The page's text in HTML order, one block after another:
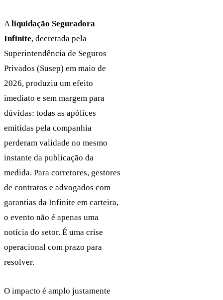
A liquidação Seguradora
Infinite, decretada pela
Superintendência de Seguros
Privados (Susep) em maio de
2026, produziu um efeito
imediato e sem margem para
dúvidas: todas as apólices
emitidas pela companhia
perderam validade no mesmo
instante da publicação da
medida. Para corretores, gestores
de contratos e advogados com
garantias da Infinite em carteira,
o evento não é apenas uma
notícia do setor. É uma crise
operacional com prazo para
resolver.
O impacto é amplo justamente